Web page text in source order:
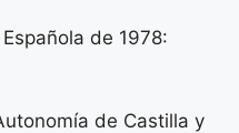
de 1978:
de Castilla y